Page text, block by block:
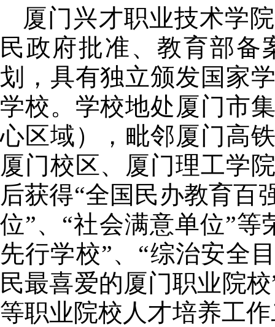
厦门兴才职业技术学
民政府批准、教育部备
划，具有独立颁发国家
学校。学校地处厦门市
心区域），毗邻厦门高
厦门校区、厦门理工学
后获得“全国民办教育百
位”、“社会满意单位”
先行学校”、“综治安全
民最喜爱的厦门职业院
等职业院校人才培养工